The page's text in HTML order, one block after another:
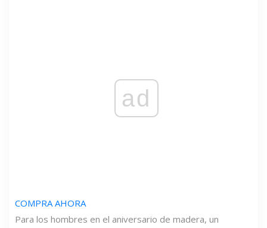
ad
COMPRA AHORA
Para los hombres en el aniversario de madera, un